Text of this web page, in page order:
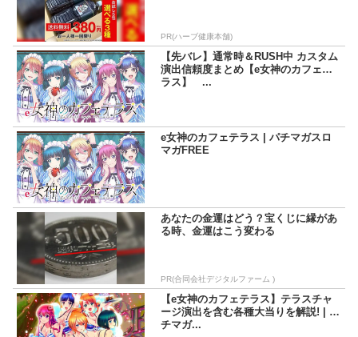
PR(ハーブ健康本舗)
【先バレ】通常時＆RUSH中 カスタム
演出信頼度まとめ【e女神のカフェテ
ラス】 ...
e女神のカフェテラス | パチマガスロ
マガFREE
あなたの金運はどう？宝くじに縁があ
る時、金運はこう変わる
PR(合同会社デジタルファーム )
【e女神のカフェテラス】テラスチャ
ージ演出を含む各種大当りを解説! | パ
チマガ...